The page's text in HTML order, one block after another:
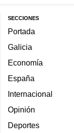
SECCIONES
Portada
Galicia
Economía
España
Internacional
Opinión
Deportes